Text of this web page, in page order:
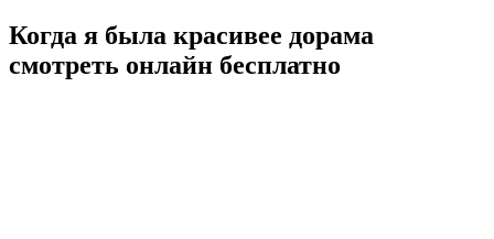
Когда я была красивее дорама
смотреть онлайн бесплатно